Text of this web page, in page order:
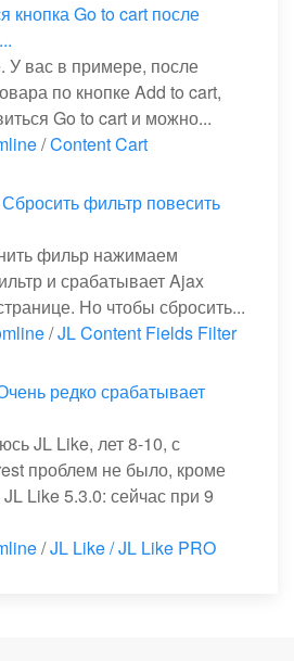
кнопка Go to cart после
У вас в примере, после
по кнопке Add to cart,
Go to cart и можно...
/Content Cart
фильтр повесить
фильр нажимаем
и срабатывает Ajax
Но чтобы сбросить...
/JL Content Fields Filter
редко срабатывает
JL Like, лет 8-10, с
проблем не было, кроме
Like 5.3.0: сейчас при 9
/JL Like / JL Like PRO